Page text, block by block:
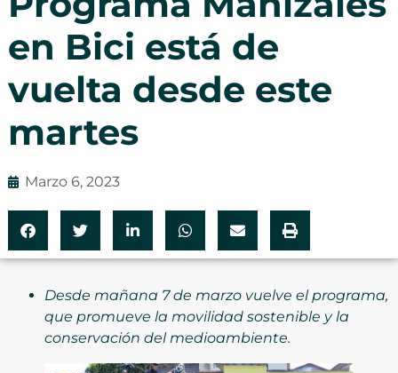
en Bici está de
vuelta desde este
martes
Marzo 6, 2023
Desde mañana 7 de marzo vuelve el programa,
que promueve la movilidad sostenible y la
conservación del medioambiente.